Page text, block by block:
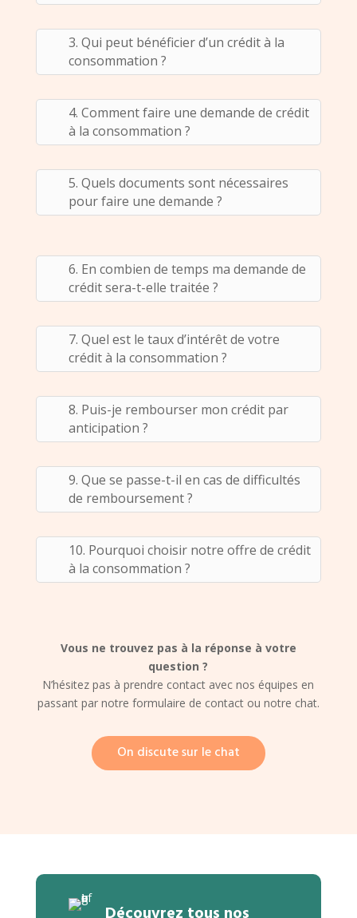
3. Qui peut bénéficier d’un crédit à la
consommation ?
4. Comment faire une demande de crédit
à la consommation ?
5. Quels documents sont nécessaires
pour faire une demande ?
6. En combien de temps ma demande de
crédit sera-t-elle traitée ?
7. Quel est le taux d’intérêt de votre
crédit à la consommation ?
8. Puis-je rembourser mon crédit par
anticipation ?
9. Que se passe-t-il en cas de difficultés
de remboursement ?
10. Pourquoi choisir notre offre de crédit
à la consommation ?
Vous ne trouvez pas à la réponse à votre
question ?
N’hésitez pas à prendre contact avec nos équipes en
passant par notre formulaire de contact ou notre chat.
On discute sur le chat